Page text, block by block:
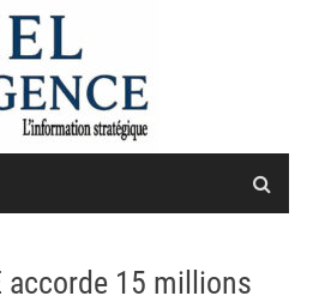
accorde 15 millions